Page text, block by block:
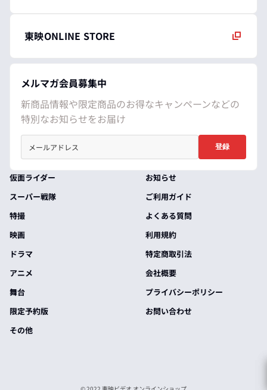
東映ONLINE STORE
メルマガ会員募集中
新商品情報や限定商品のお得なキャンペーンなどの
特別なお知らせをお届け
登録
仮面ライダー
スーパー戦隊
特撮
映画
ドラマ
アニメ
舞台
限定予約版
その他
お知らせ
ご利用ガイド
よくある質問
利用規約
特定商取引法
会社概要
プライバシーポリシー
お問い合わせ